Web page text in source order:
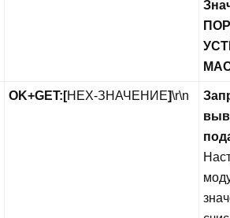
OK+GET: [HEX-ЗНАЧЕНИЕ]\r\n